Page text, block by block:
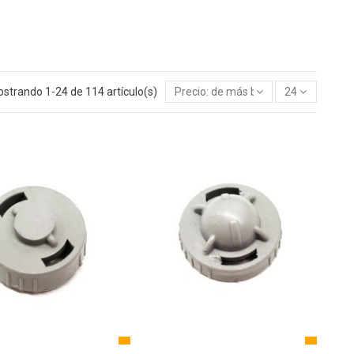
1-24 de 114 artículo(s) Precio: de más bajo a más alto
24